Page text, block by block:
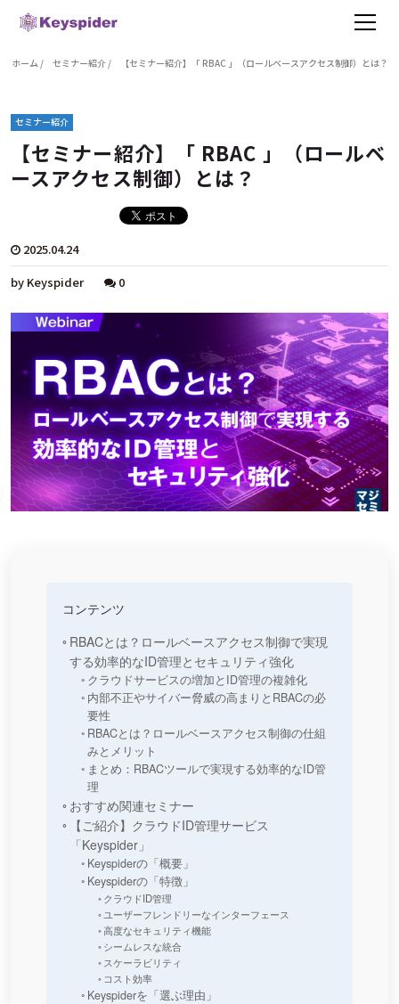
ホーム / セミナー紹介 / 【セミナー紹介】「 RBAC 」（ロールベースアクセス制御）とは？
セミナー紹介
【セミナー紹介】「 RBAC 」（ロールベ
ースアクセス制御）とは？
2025.04.24
by Keyspider
0
コンテンツ
RBACとは？ロールベースアクセス制御で実現
する効率的なID管理とセキュリティ強化
クラウドサービスの増加とID管理の複雑化
内部不正やサイバー脅威の高まりとRBACの必
要性
RBACとは？ロールベースアクセス制御の仕組
みとメリット
まとめ：RBACツールで実現する効率的なID管
理
おすすめ関連セミナー
【ご紹介】クラウドID管理サービス
「Keyspider」
Keyspiderの「概要」
Keyspiderの「特徴」
クラウドID管理
ユーザーフレンドリーなインターフェース
高度なセキュリティ機能
シームレスな統合
スケーラビリティ
コスト効率
Keyspiderを「選ぶ理由」